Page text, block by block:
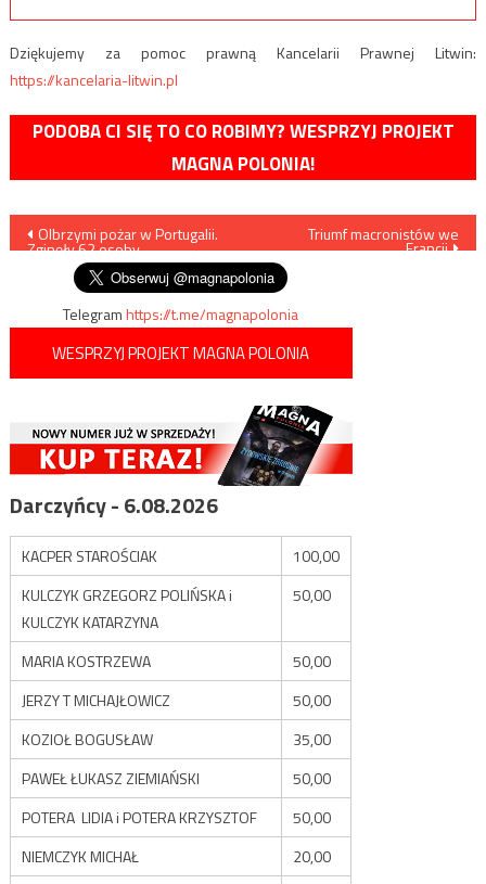
Dziękujemy za pomoc prawną Kancelarii Prawnej Litwin:
https://kancelaria-litwin.pl
PODOBA CI SIĘ TO CO ROBIMY? WESPRZYJ PROJEKT
MAGNA POLONIA!
Nawigacja
wpisu
Olbrzymi pożar w Portugalii.
Zginęły 62 osoby
Triumf macronistów we
Francji
Telegramhttps://t.me/magnapolonia
WESPRZYJ PROJEKT MAGNA POLONIA
Darczyńcy - 6.08.2026
KACPER STAROŚCIAK
100,00
KULCZYK GRZEGORZ POLIŃSKA i
KULCZYK KATARZYNA
50,00
MARIA KOSTRZEWA
50,00
JERZY T MICHAJŁOWICZ
50,00
KOZIOŁ BOGUSŁAW
35,00
PAWEŁ ŁUKASZ ZIEMIAŃSKI
50,00
POTERA LIDIA i POTERA KRZYSZTOF
50,00
NIEMCZYK MICHAŁ
20,00